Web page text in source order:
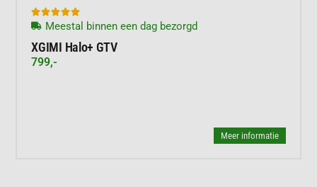

Meestal binnen een dag bezorgd
XGIMI Halo+ GTV
799,-
Meer informatie